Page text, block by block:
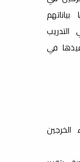
التدريب
في
الخرجين